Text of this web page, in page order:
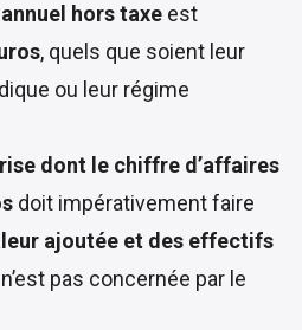
hors taxe est
, quels que soient leur
ou leur régime
dont le chiffre d’affaires
doit impérativement faire
ajoutée et des effectifs
pas concernée par le